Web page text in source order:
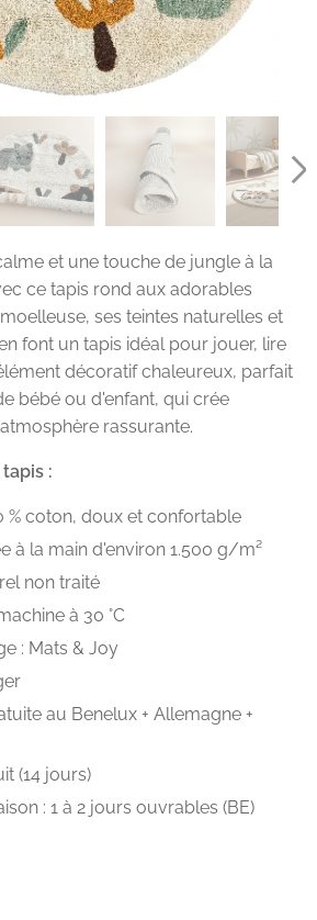
et une touche de jungle à la
ce tapis rond aux adorables
ses teintes naturelles et
font un tapis idéal pour jouer, lire
décoratif chaleureux, parfait
bébé ou d'enfant, qui crée
rassurante.
:
% coton, doux et confortable
à la main d'environ 1.500 g/m²
non traité
à 30 °C
: Mats & Joy
au Benelux + Allemagne +
(14 jours)
: 1 à 2 jours ouvrables (BE)